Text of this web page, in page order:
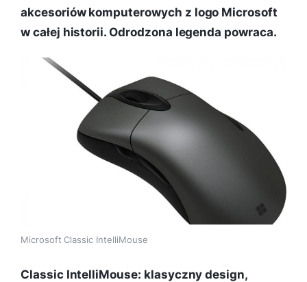
akcesoriów komputerowych z logo Microsoft
w całej historii. Odrodzona legenda powraca.
Microsoft Classic IntelliMouse
Classic IntelliMouse: klasyczny design,